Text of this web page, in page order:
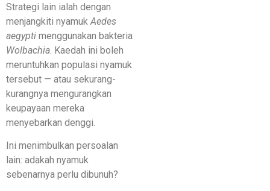
Strategi lain ialah dengan
menjangkiti nyamuk Aedes
aegypti menggunakan bakteria
Wolbachia . Kaedah ini boleh
meruntuhkan populasi nyamuk
tersebut — atau sekurang-
kurangnya mengurangkan
keupayaan mereka
menyebarkan denggi.
Ini menimbulkan persoalan
lain: adakah nyamuk
sebenarnya perlu dibunuh?